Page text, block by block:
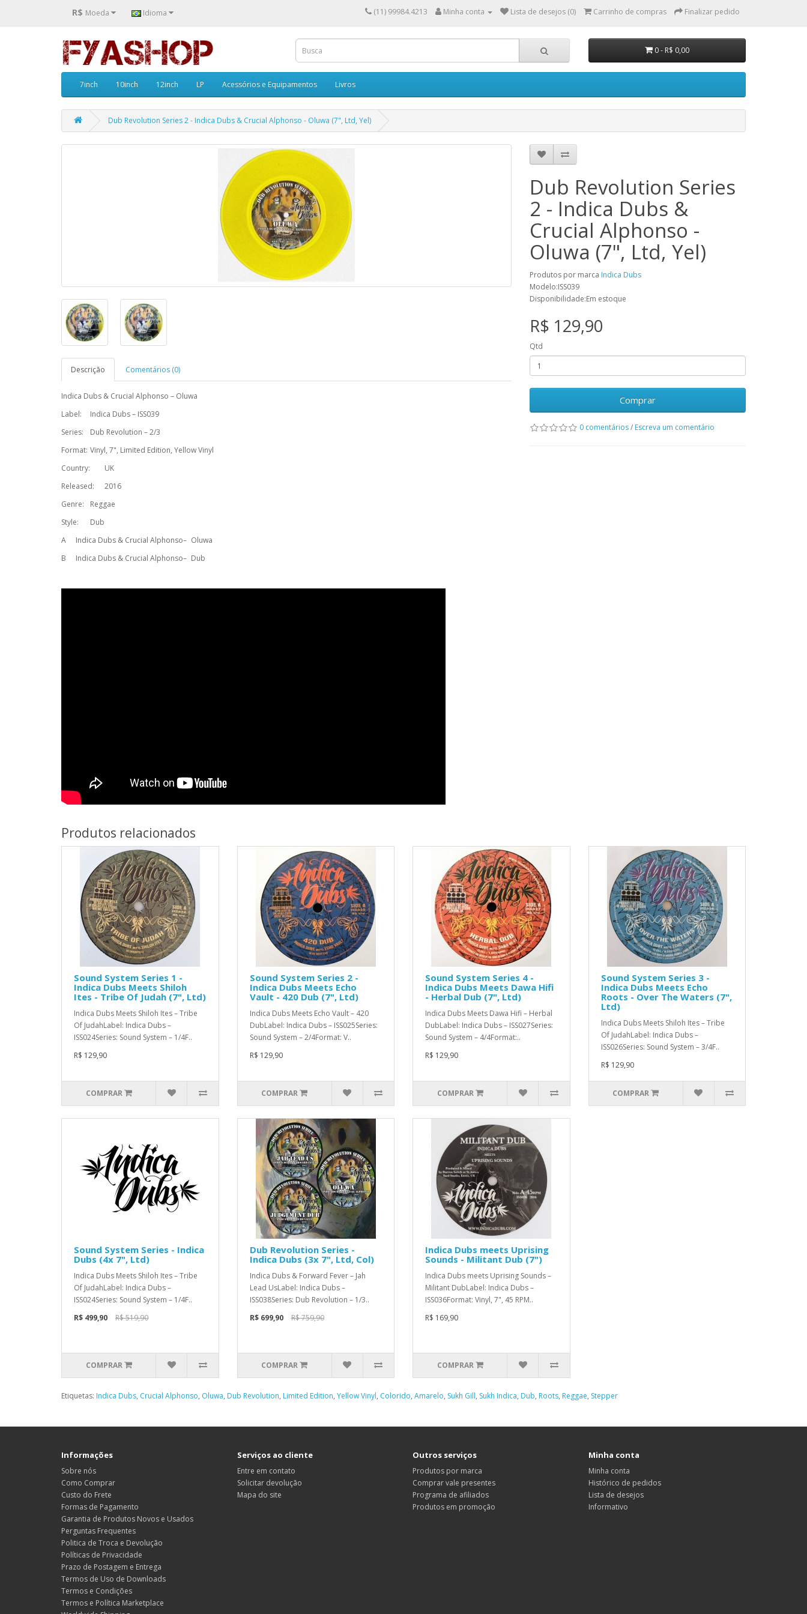
R$ Moeda Idioma (11) 99984.4213 Minha conta Lista de desejos (0) Carrinho de compras Finalizar pedido
0 - R$ 0,00
7inch 10inch 12inch LP Acessórios e Equipamentos Livros
Dub Revolution Series 2 - Indica Dubs & Crucial Alphonso - Oluwa (7", Ltd, Yel)
Descrição Comentários (0)
Indica Dubs & Crucial Alphonso – Oluwa
Label:
Indica Dubs – ISS039
Series:
Dub Revolution – 2/3
Format: Vinyl, 7", Limited Edition, Yellow Vinyl
Country:
UK
Released:
2016
Genre:
Reggae
Style:
Dub
A
Indica Dubs & Crucial Alphonso– Oluwa
B
Indica Dubs & Crucial Alphonso– Dub
Dub Revolution Series
2 - Indica Dubs &
Crucial Alphonso -
Oluwa (7", Ltd, Yel)
Produtos por marca Indica Dubs
Modelo:ISS039
Disponibilidade:Em estoque
R$ 129,90
Qtd
Comprar
0 comentários/ Escreva um comentário
Produtos relacionados
Sound System Series 1 -
Indica Dubs Meets Shiloh
Ites - Tribe Of Judah (7", Ltd)
Indica Dubs Meets Shiloh Ites – Tribe
Of JudahLabel: Indica Dubs –
ISS024Series: Sound System – 1/4F..
R$ 129,90
COMPRAR
Sound System Series 2 -
Indica Dubs Meets Echo
Vault - 420 Dub (7", Ltd)
Indica Dubs Meets Echo Vault – 420
DubLabel: Indica Dubs – ISS025Series:
Sound System – 2/4Format: V..
R$ 129,90
COMPRAR
Sound System Series 4 -
Indica Dubs Meets Dawa Hifi
- Herbal Dub (7", Ltd)
Indica Dubs Meets Dawa Hifi – Herbal
DubLabel: Indica Dubs – ISS027Series:
Sound System – 4/4Format:..
R$ 129,90
COMPRAR
Sound System Series 3 -
Indica Dubs Meets Echo
Roots - Over The Waters (7",
Ltd)
Indica Dubs Meets Shiloh Ites – Tribe
Of JudahLabel: Indica Dubs –
ISS026Series: Sound System – 3/4F..
R$ 129,90
COMPRAR
Sound System Series - Indica
Dubs (4x 7", Ltd)
Indica Dubs Meets Shiloh Ites – Tribe
Of JudahLabel: Indica Dubs –
ISS024Series: Sound System – 1/4F..
R$ 499,90
R$ 519,90
COMPRAR
Dub Revolution Series -
Indica Dubs (3x 7", Ltd, Col)
Indica Dubs & Forward Fever – Jah
Lead UsLabel: Indica Dubs –
ISS038Series: Dub Revolution – 1/3..
R$ 699,90
R$ 759,90
COMPRAR
Indica Dubs meets Uprising
Sounds - Militant Dub (7")
Indica Dubs meets Uprising Sounds –
Militant DubLabel: Indica Dubs –
ISS036Format: Vinyl, 7", 45 RPM..
R$ 169,90
COMPRAR
Etiquetas: Indica Dubs, Crucial Alphonso, Oluwa, Dub Revolution, Limited Edition, Yellow Vinyl, Colorido, Amarelo, Sukh Gill, Sukh Indica, Dub, Roots, Reggae, Stepper
Informações
Sobre nós
Como Comprar
Custo do Frete
Formas de Pagamento
Garantia de Produtos Novos e Usados
Perguntas Frequentes
Politica de Troca e Devolução
Políticas de Privacidade
Prazo de Postagem e Entrega
Termos de Uso de Downloads
Termos e Condições
Termos e Política Marketplace
Serviços ao cliente
Entre em contato
Solicitar devolução
Mapa do site
Outros serviços
Produtos por marca
Comprar vale presentes
Programa de afiliados
Produtos em promoção
Minha conta
Minha conta
Histórico de pedidos
Lista de desejos
Informativo